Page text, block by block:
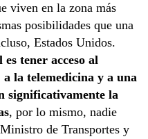
viven en la zona más
posibilidades que una
Estados Unidos.
tener acceso al
la telemedicina y a una
significativamente la
, por lo mismo, nadie
de Transportes y